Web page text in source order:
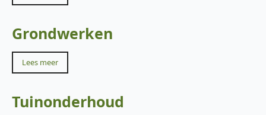
Grondwerken
Lees meer
Tuinonderhoud